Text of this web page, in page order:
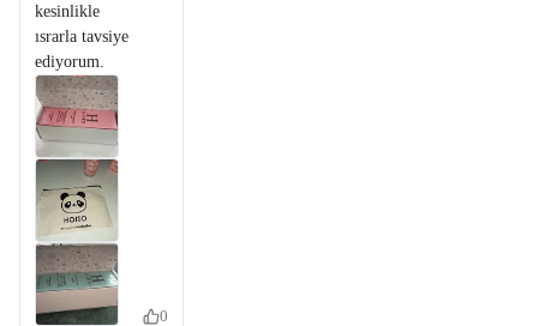
kesinlikle
ısrarla tavsiye
ediyorum.
0